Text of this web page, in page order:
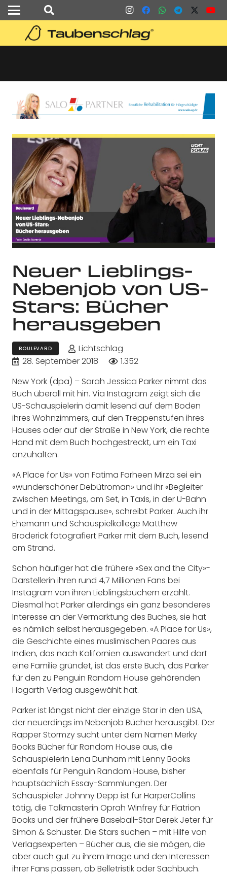
Neuer Lieblings-
Nebenjob von US-
Stars: Bücher
herausgeben
BOULEVARD
Lichtschlag
28. September 2018
1.352
New York (dpa) – Sarah Jessica Parker nimmt das
Buch überall mit hin. Via Instagram zeigt sich die
US-Schauspielerin damit lesend auf dem Boden
ihres Wohnzimmers, auf den Treppenstufen ihres
Hauses oder auf der Straße in New York, die rechte
Hand mit dem Buch hochgestreckt, um ein Taxi
anzuhalten.
«A Place for Us» von Fatima Farheen Mirza sei ein
«wunderschöner Debütroman» und ihr «Begleiter
zwischen Meetings, am Set, in Taxis, in der U-Bahn
und in der Mittagspause», schreibt Parker. Auch ihr
Ehemann und Schauspielkollege Matthew
Broderick fotografiert Parker mit dem Buch, lesend
am Strand.
Schon häufiger hat die frühere «Sex and the City»-
Darstellerin ihren rund 4,7 Millionen Fans bei
Instagram von ihren Lieblingsbüchern erzählt.
Diesmal hat Parker allerdings ein ganz besonderes
Interesse an der Vermarktung des Buches, sie hat
es nämlich selbst herausgegeben. «A Place for Us»,
die Geschichte eines muslimischen Paares aus
Indien, das nach Kalifornien auswandert und dort
eine Familie gründet, ist das erste Buch, das Parker
für den zu Penguin Random House gehörenden
Hogarth Verlag ausgewählt hat.
Parker ist längst nicht der einzige Star in den USA,
der neuerdings im Nebenjob Bücher herausgibt. Der
Rapper Stormzy sucht unter dem Namen Merky
Books Bücher für Random House aus, die
Schauspielerin Lena Dunham mit Lenny Books
ebenfalls für Penguin Random House, bisher
hauptsächlich Essay-Sammlungen. Der
Schauspieler Johnny Depp ist für HarperCollins
tätig, die Talkmasterin Oprah Winfrey für Flatrion
Books und der frühere Baseball-Star Derek Jeter für
Simon & Schuster. Die Stars suchen – mit Hilfe von
Verlagsexperten – Bücher aus, die sie mögen, die
aber auch gut zu ihrem Image und den Interessen
ihrer Fans passen, ob Belletristik oder Sachbuch.